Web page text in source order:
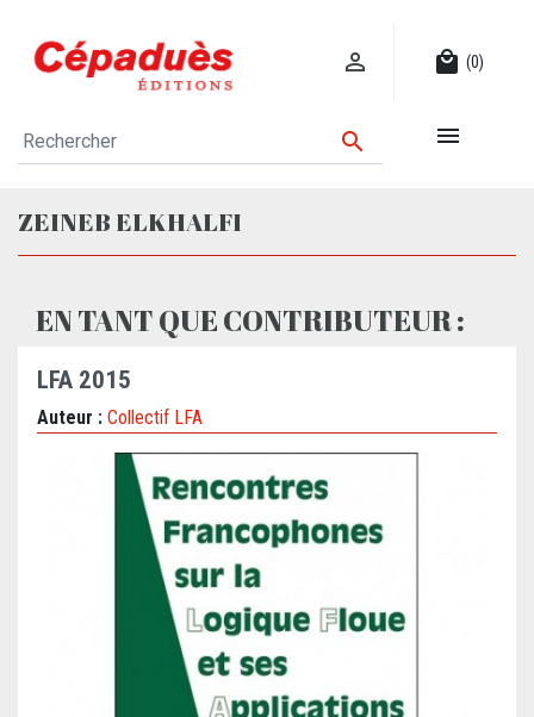
 local_mall (0)
 
ZEINEB ELKHALFI
EN TANT QUE CONTRIBUTEUR :
LFA 2015
Auteur : Collectif LFA